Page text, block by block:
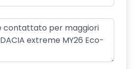
e ribaltabile 1/3-2/3